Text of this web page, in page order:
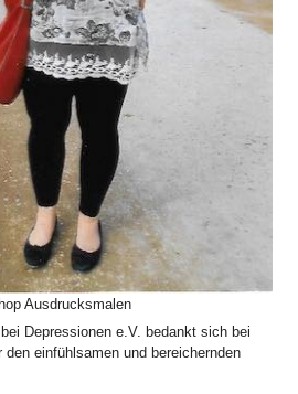
Ausdrucksmalen
Depressionen e.V. bedankt sich bei
einfühlsamen und bereichernden